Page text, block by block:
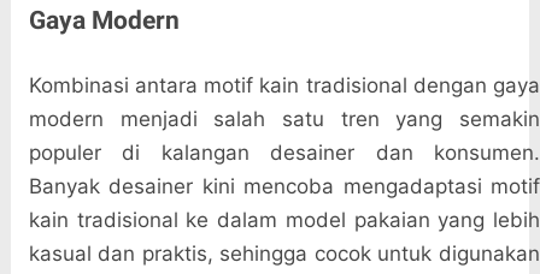
Gaya Modern
Kombinasi antara motif kain tradisional dengan gaya
modern menjadi salah satu tren yang semakin
populer di kalangan desainer dan konsumen.
Banyak desainer kini mencoba mengadaptasi motif
kain tradisional ke dalam model pakaian yang lebih
kasual dan praktis, sehingga cocok untuk digunakan